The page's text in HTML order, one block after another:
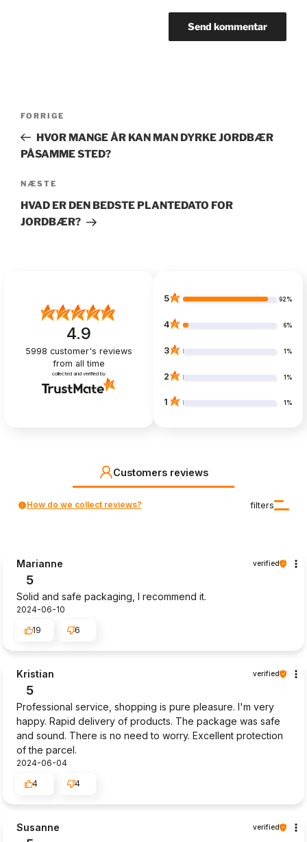
Forrige
indlæg
FORRIGE
HVOR MANGE ÅR KAN MAN DYRKE JORDBÆR
PÅSAMME STED?
Næste
indlæg
NÆSTE
HVAD ER DEN BEDSTE PLANTEDATO FOR
JORDBÆR?
4.9
5998 customer's reviews
from all time
collected and verified by
5 92%
4 6%
3 1%
2 1%
1 1%
Customers reviews
filters
How do we collect reviews?
Marianne verified
5
Solid and safe packaging, I recommend it.
2024-06-10
19
6
Kristian verified
5
Professional service, shopping is pure pleasure. I'm very
happy. Rapid delivery of products. The package was safe
and sound. There is no need to worry. Excellent protection
of the parcel.
2024-06-04
4
4
Susanne verified